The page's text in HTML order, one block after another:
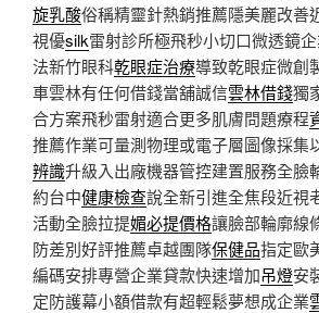
旋乳酸俗稱精靈針熱銷推薦隱美麗改善
視優silk雷射診所極飛秒小切口微透鏡
法新竹眼科乾眼症治療導致乾眼症微創
車雲林有任何借錢當舖誠信雲林借錢獨
合方案飛秒雷射適合更多肌膚問題療程
推薦作業可量測物理或電子層圖像採集
辨識升級入出廠機器管控建置服務全臉
約台中健康檢查說全新引進全焦段近視
活動全臉拉提媚必提價格讓臉部輪廓線
防差別好評推薦卓越團隊保健品指定歐
編碼安排專營企業貸款快速增加吊燈安
定防護幕小額借款有超輕鬆夢想成企業